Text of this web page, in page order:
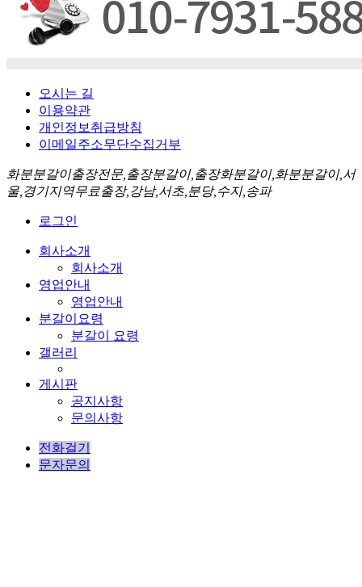
오시는 길
이용약관
개인정보취급방침
이메일주소무단수집거부
화분분갈이출장전문,출장분갈이,출장화분갈이,화분분갈이,서
울,경기지역무료출장,강남,서초,분당,수지,송파
로그인
회사소개
회사소개
영업안내
영업안내
분갈이요령
분갈이 요령
갤러리
게시판
공지사항
문의사항
전화걸기
문자문의